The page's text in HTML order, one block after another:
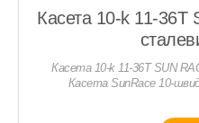
Касета 10-k 11-36T
Касета 10-k 11-36T SUN
Касета SunRace 10-